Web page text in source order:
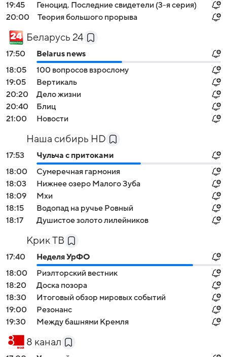
19:45
Геноцид. Последние свидетели (3-я серия)
20:00
Теория большого прорыва
Беларусь 24
17:50
Belarus news
18:05
100 вопросов взрослому
19:05
Вертикаль
20:20
Дело жизни
20:40
Блиц
21:00
Новости
Наша сибирь HD
17:53
Чульча с притоками
18:00
Сумеречная гармония
18:03
Нижнее озеро Малого Зуба
18:09
Мхи
18:15
Водопад на ручье Ровный
18:17
Душистое золото лилейников
Крик ТВ
17:40
Неделя УрФО
18:00
Риэлторский вестник
18:20
Доска позора
18:30
Итоговый обзор мировых событий
19:00
Резонанс
19:30
Между башнями Кремля
8 канал